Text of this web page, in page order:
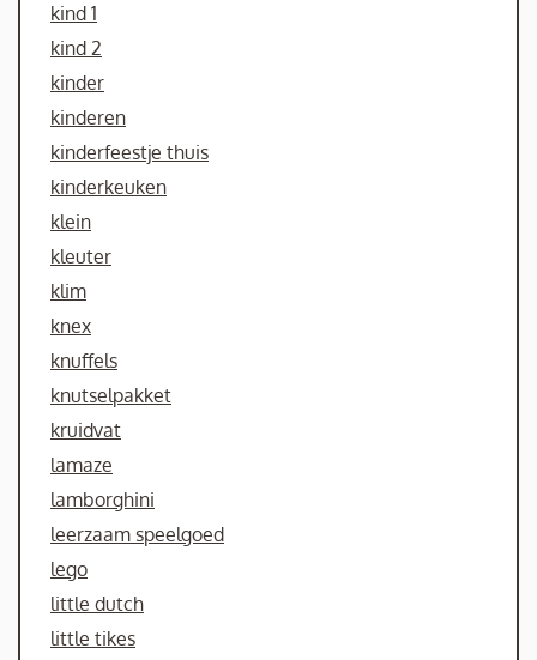
kind 1
kind 2
kinder
kinderen
kinderfeestje thuis
kinderkeuken
klein
kleuter
klim
knex
knuffels
knutselpakket
kruidvat
lamaze
lamborghini
leerzaam speelgoed
lego
little dutch
little tikes